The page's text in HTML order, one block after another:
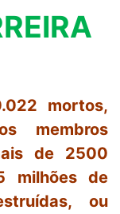
mortos,
membros
de 2500
milhões de
ou